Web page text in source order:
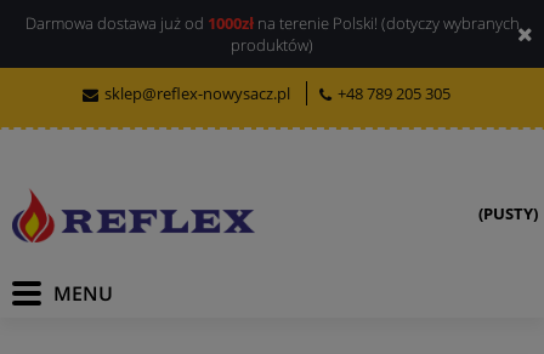
Darmowa dostawa już od 1000złna terenie Polski! (dotyczy wybranych
produktów)
sklep@reflex-nowysacz.pl +48 789 205 305
(PUSTY)